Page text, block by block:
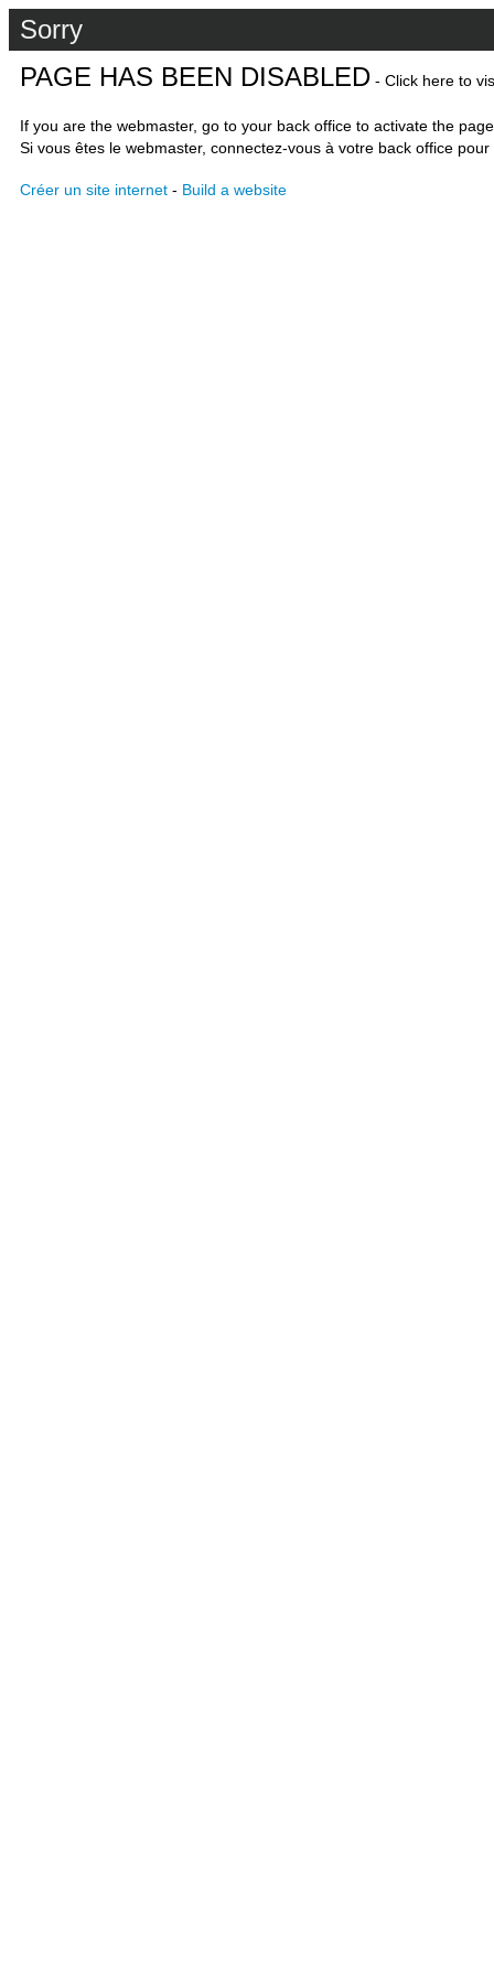
Sorry
PAGE HAS BEEN DISABLED - Click here to
If you are the webmaster, go to your back office to activate the
Si vous êtes le webmaster, connectez-vous à votre back office
Créer un site internet - Build a website